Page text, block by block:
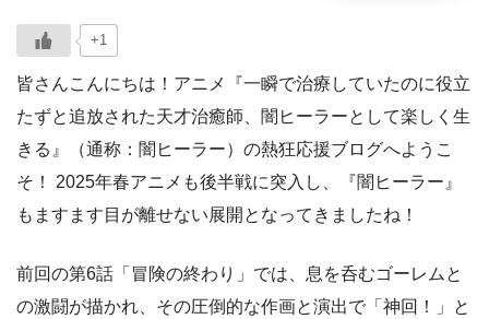
+1
皆さんこんにちは！アニメ『一瞬で治療していたのに役立
たずと追放された天才治癒師、闇ヒーラーとして楽しく生
きる』（通称：闇ヒーラー）の熱狂応援ブログへようこ
そ！ 2025年春アニメも後半戦に突入し、『闇ヒーラー』
もますます目が離せない展開となってきましたね！
前回の第6話「冒険の終わり」では、息を呑むゴーレムと
の激闘が描かれ、その圧倒的な作画と演出で「神回！」と